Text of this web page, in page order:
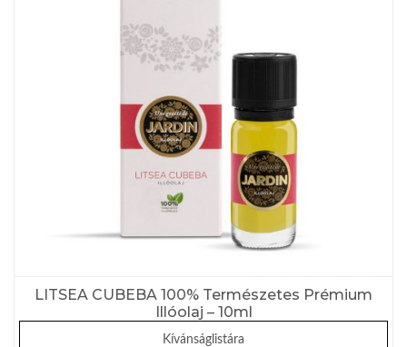
LITSEA CUBEBA 100% Természetes Prémium
Illóolaj – 10ml
Kívánságlistára